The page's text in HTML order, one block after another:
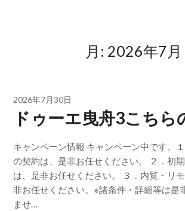
月: 2026年7月
2026年7月30日
ドゥーエ曳舟3こちら
キャンペーン情報 キャンペーン中です。
の契約は、是非お任せください。 ２．初
は、是非お任せください。 ３．内覧・リ
非お任せください。※諸条件・詳細等は是
ませ…